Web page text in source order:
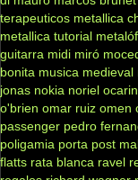
terapeuticos metallica
metallica tutorial
guitarra midi miró
bonita musica medieval
jonas nokia noriel
o'brien omar ruiz omen
passenger pedro
poligamia porta post
flatts rata blanca ravel